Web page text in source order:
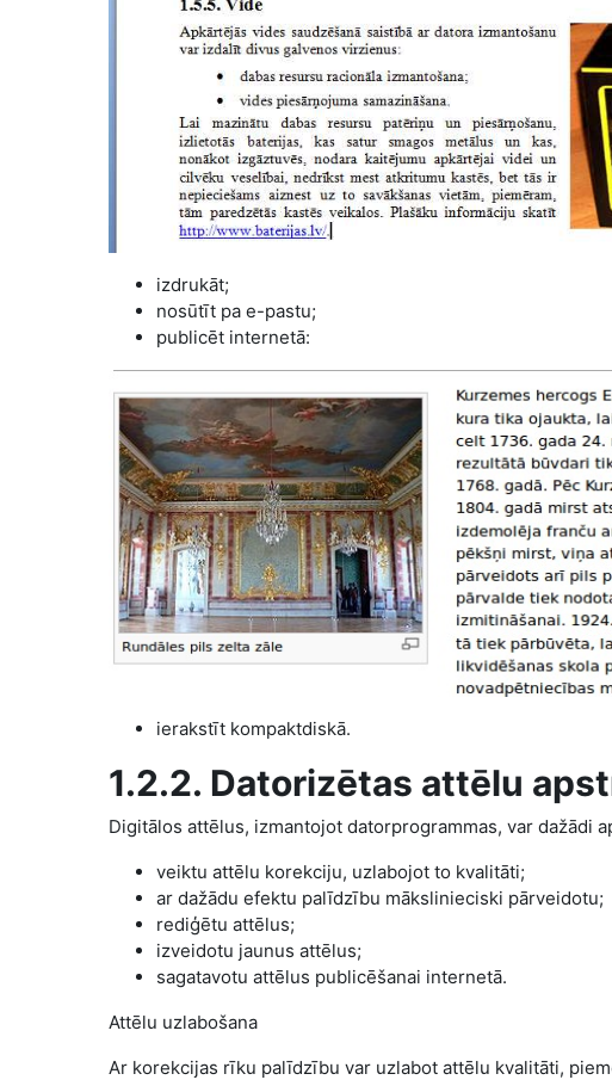
izdrukāt;
nosūtīt pa e-pastu;
publicēt internetā:
ierakstīt kompaktdiskā.
1.2.2. Datorizētas attēlu
Digitālos attēlus, izmantojot datorprogrammas, var dažādi
veiktu attēlu korekciju, uzlabojot to kvalitāti;
ar dažādu efektu palīdzību mākslinieciski pārveidotu;
rediģētu attēlus;
izveidotu jaunus attēlus;
sagatavotu attēlus publicēšanai internetā.
Attēlu uzlabošana
Ar korekcijas rīku palīdzību var uzlabot attēlu kvalitāti,